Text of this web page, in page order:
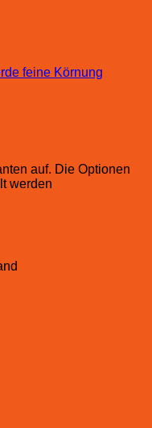
feine Körnung
auf. Die Optionen
werden